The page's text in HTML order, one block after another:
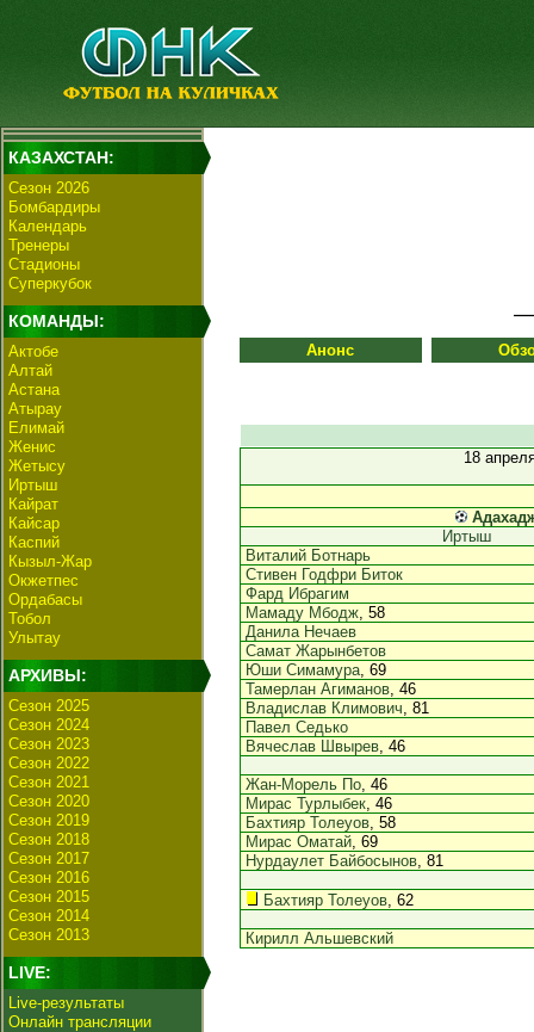
КАЗАХСТАН:
Сезон 2026
Бомбардиры
Календарь
Тренеры
Стадионы
Суперкубок
КОМАНДЫ:
Актобе
Алтай
Астана
Атырау
Елимай
Женис
Жетысу
Иртыш
Кайрат
Кайсар
Каспий
Кызыл-Жар
Окжетпес
Ордабасы
Тобол
Улытау
АРХИВЫ:
Сезон 2025
Сезон 2024
Сезон 2023
Сезон 2022
Сезон 2021
Сезон 2020
Сезон 2019
Сезон 2018
Сезон 2017
Сезон 2016
Сезон 2015
Сезон 2014
Сезон 2013
LIVE:
Live-результаты
Онлайн трансляции
Анонс
18
Иртыш
Виталий Ботнарь
Стивен Годфри Биток
Фард Ибрагим
Мамаду Мбодж, 58
Данила Нечаев
Самат Жарынбетов
Юши Симамура, 69
Тамерлан Агиманов, 46
Владислав Климович, 81
Павел Седько
Вячеслав Швырев, 46
Жан-Морель По, 46
Мирас Турлыбек, 46
Бахтияр Толеуов, 58
Мирас Оматай, 69
Нурдаулет Байбосынов, 81
Бахтияр Толеуов, 62
Кирилл Альшевский